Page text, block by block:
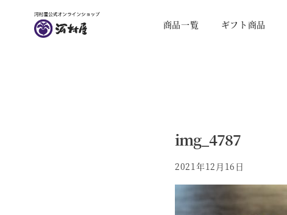
商品一覧 ギフト商品
img_4787
2021年12月16日